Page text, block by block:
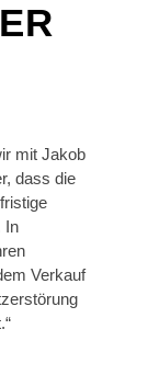
mit Jakob
dass die
In
Verkauf